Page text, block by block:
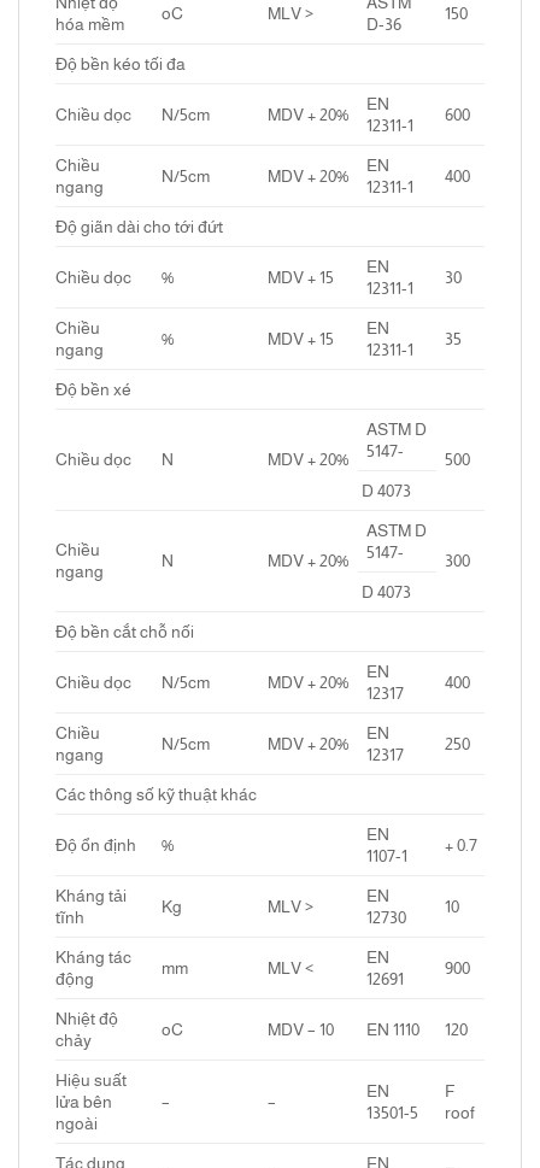
hóa mềm
oC MLV >
D-36
150
Độ bền kéo tối đa
Chiều dọc N/5cm MDV + 20%
EN
12311-1
600
Chiều
ngang
N/5cm MDV + 20%
EN
12311-1
400
Độ giãn dài cho tới đứt
Chiều dọc % MDV + 15
EN
12311-1
30
Chiều
ngang
% MDV + 15
EN
12311-1
35
Độ bền xé
Chiều dọc N MDV + 20%
ASTM D
5147-
500
D 4073
Chiều
ngang
N MDV + 20%
ASTM D
5147-
300
D 4073
Độ bền cắt chỗ nối
Chiều dọc N/5cm MDV + 20%
EN
12317
400
Chiều
ngang
N/5cm MDV + 20%
EN
12317
250
Các thông số kỹ thuật khác
Độ ổn định %
EN
1107-1
+ 0.7
Kháng tải
tĩnh
Kg MLV >
EN
12730
10
Kháng tác
động
mm MLV <
EN
12691
900
Nhiệt độ
chảy
oC MDV – 10 EN 1110 120
Hiệu suất
lửa bên
ngoài
– –
EN
13501-5
F
roof
Tác dụng
EN